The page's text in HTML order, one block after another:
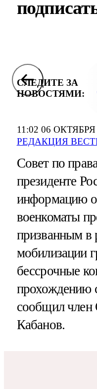
11:02 06 ОКТЯБРЯ
РЕДАКЦИЯ
СЛЕДИТЕ ЗА
НОВОСТЯМИ:
Совет по
президенте
информацию
военкоматы
призванным в
мобилизации
бессрочные
сообщил член
Кабанов.